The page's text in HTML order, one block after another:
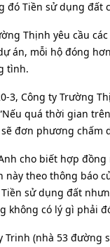
đó Tiền sử dụng đất
Thịnh yêu cầu
án, mỗi hộ đóng
tình.
3, Công ty Trường
quá thời gian
đơn phương chấm
cho biết hợp
này theo thông báo
sử dụng đất
không có lý gì phải
Trinh (nhà 53 đường